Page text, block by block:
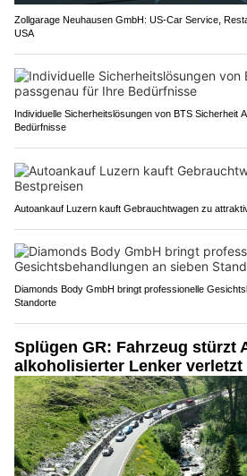
Zollgarage Neuhausen GmbH: US-Car Service,
USA
Individuelle Sicherheitslösungen von BTS Sicherheit
Bedürfnisse
Autoankauf Luzern kauft Gebrauchtwagen zu
Diamonds Body GmbH bringt professionelle
Standorte
Splügen GR: Fahrzeug stürzt
alkoholisierter Lenker verletzt